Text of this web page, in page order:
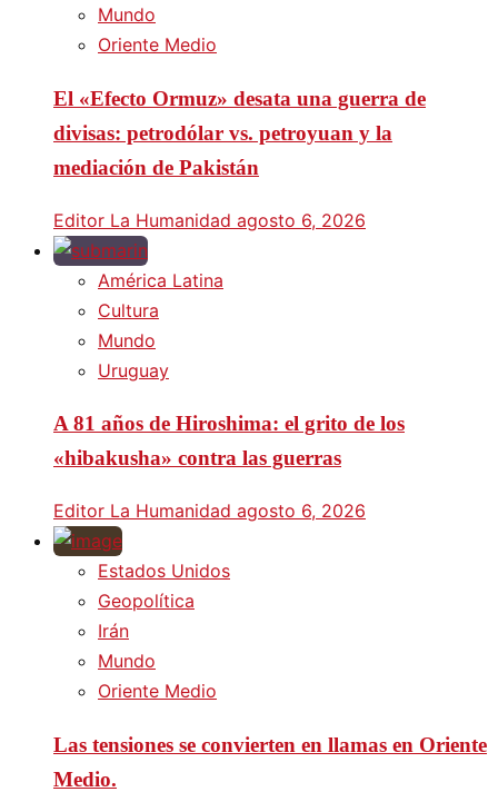
Mundo
Oriente Medio
El «Efecto Ormuz» desata una guerra de
divisas: petrodólar vs. petroyuan y la
mediación de Pakistán
Editor La Humanidad agosto 6, 2026
América Latina
Cultura
Mundo
Uruguay
A 81 años de Hiroshima: el grito de los
«hibakusha» contra las guerras
Editor La Humanidad agosto 6, 2026
Estados Unidos
Geopolítica
Irán
Mundo
Oriente Medio
Las tensiones se convierten en llamas en Oriente
Medio.